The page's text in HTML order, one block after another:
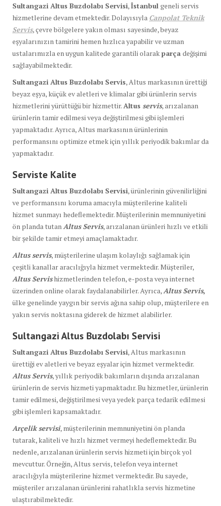
Sultangazi Altus Buzdolabı Servisi,İstanbul geneli servis
hizmetlerine devam etmektedir. Dolayısıyla Canpolat Teknik
Servis, çevre bölgelere yakın olması sayesinde, beyaz
eşyalarınızın tamirini hemen hızlıca yapabilir ve uzman
ustalarımızla en uygun kalitede garantili olarakparça değişimi
sağlayabilmektedir.
Sultangazi Altus Buzdolabı Servis, Altus markasının ürettiği
beyaz eşya, küçük ev aletleri ve klimalar gibi ürünlerin servis
hizmetlerini yürüttüğü bir hizmettir. Altus servis, arızalanan
ürünlerin tamir edilmesi veya değiştirilmesi gibi işlemleri
yapmaktadır. Ayrıca, Altus markasının ürünlerinin
performansını optimize etmek için yıllık periyodik bakımlar da
yapmaktadır.
Serviste Kalite
Sultangazi Altus Buzdolabı Servisi, ürünlerinin güvenilirliğini
ve performansını koruma amacıyla müşterilerine kaliteli
hizmet sunmayı hedeflemektedir. Müşterilerinin memnuniyetini
ön planda tutan Altus Servis, arızalanan ürünleri hızlı ve etkili
bir şekilde tamir etmeyi amaçlamaktadır.
Altus servis, müşterilerine ulaşım kolaylığı sağlamak için
çeşitli kanallar aracılığıyla hizmet vermektedir. Müşteriler,
Altus Servishizmetlerinden telefon, e-posta veya internet
üzerinden online olarak faydalanabilirler. Ayrıca, Altus Servis,
ülke genelinde yaygın bir servis ağına sahip olup, müşterilere en
yakın servis noktasına giderek de hizmet alabilirler.
Sultangazi Altus Buzdolabı Servisi
Sultangazi Altus Buzdolabı Servisi, Altus markasının
ürettiği ev aletleri ve beyaz eşyalar için hizmet vermektedir.
Altus Servis, yıllık periyodik bakımların dışında arızalanan
ürünlerin de servis hizmeti yapmaktadır. Bu hizmetler, ürünlerin
tamir edilmesi, değiştirilmesi veya yedek parça tedarik edilmesi
gibi işlemleri kapsamaktadır.
Arçelik servisi, müşterilerinin memnuniyetini ön planda
tutarak, kaliteli ve hızlı hizmet vermeyi hedeflemektedir. Bu
nedenle, arızalanan ürünlerin servis hizmeti için birçok yol
mevcuttur. Örneğin, Altus servis, telefon veya internet
aracılığıyla müşterilerine hizmet vermektedir. Bu sayede,
müşteriler arızalanan ürünlerini rahatlıkla servis hizmetine
ulaştırabilmektedir.